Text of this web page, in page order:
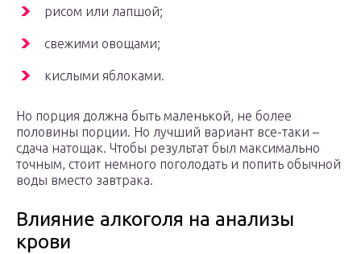
рисом или лапшой;
свежими овощами;
кислыми яблоками.
Но порция должна быть маленькой, не более
половины порции. Но лучший вариант все-таки –
сдача натощак. Чтобы результат был максимально
точным, стоит немного поголодать и попить обычной
воды вместо завтрака.
Влияние алкоголя на анализы
крови